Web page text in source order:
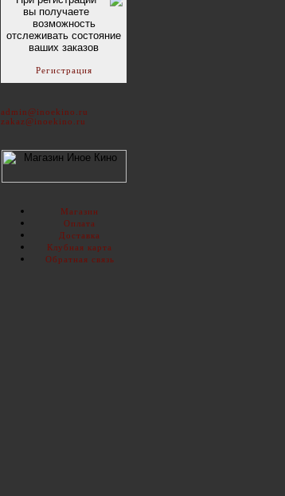
вы получаете
возможность
отслеживать состояние
ваших заказов
Регистрация
admin@inoekino.ru
zakaz@inoekino.ru
Магазин
Оплата
Доставка
Клубная карта
Обратная связь